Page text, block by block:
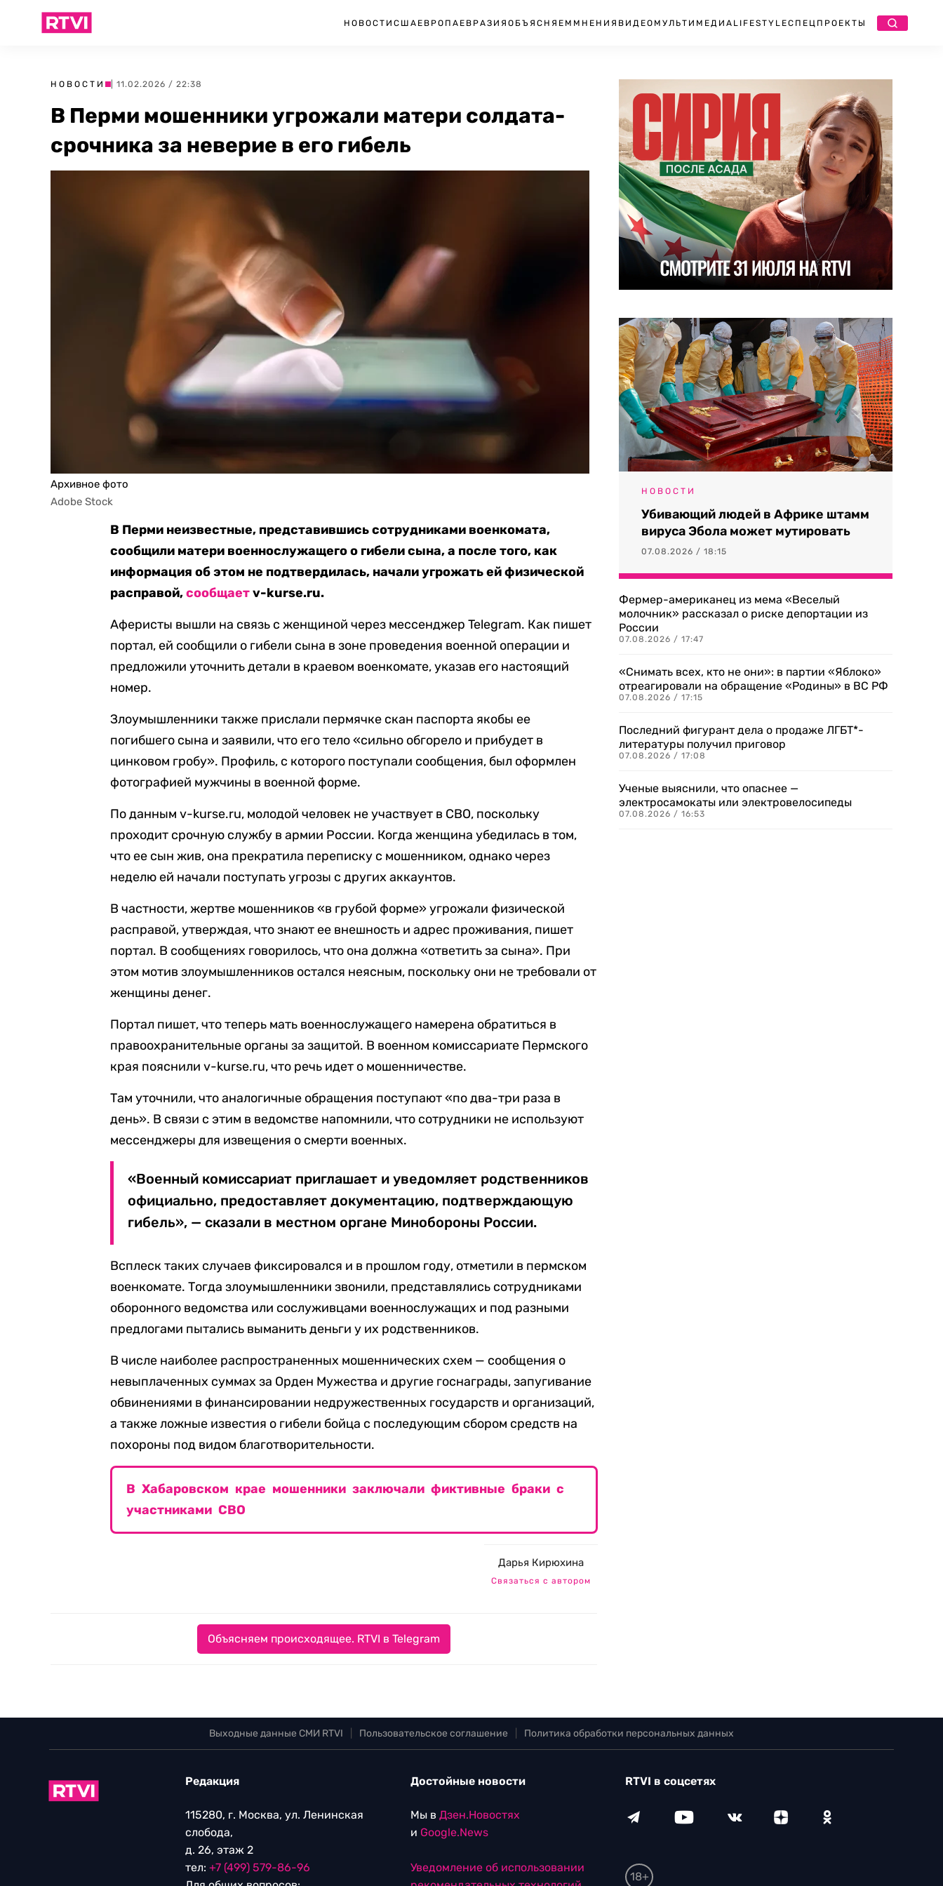
НОВОСТИ США ЕВРОПА ЕВРАЗИЯ ОБЪЯСНЯЕМ МНЕНИЯ ВИДЕО МУЛЬТИМЕДИА LIFESTYLEСПЕЦПРОЕКТЫ
НОВОСТИ | 11.02.2026 / 22:38
В Перми мошенники угрожали матери солдата-
срочника за неверие в его гибель
Архивное фото
Adobe Stock
В Перми неизвестные, представившись сотрудниками военкомата,
сообщили матери военнослужащего о гибели сына, а после того, как
информация об этом не подтвердилась, начали угрожать ей физической
расправой,сообщает v-kurse.ru.
Аферисты вышли на связь с женщиной через мессенджер Telegram. Как пишет
портал, ей сообщили о гибели сына в зоне проведения военной операции и
предложили уточнить детали в краевом военкомате, указав его настоящий
номер.
Злоумышленники также прислали пермячке скан паспорта якобы ее
погибшего сына и заявили, что его тело «сильно обгорело и прибудет в
цинковом гробу». Профиль, с которого поступали сообщения, был оформлен
фотографией мужчины в военной форме.
По данным v-kurse.ru, молодой человек не участвует в СВО, поскольку
проходит срочную службу в армии России. Когда женщина убедилась в том,
что ее сын жив, она прекратила переписку с мошенником, однако через
неделю ей начали поступать угрозы с других аккаунтов.
В частности, жертве мошенников «в грубой форме» угрожали физической
расправой, утверждая, что знают ее внешность и адрес проживания, пишет
портал. В сообщениях говорилось, что она должна «ответить за сына». При
этом мотив злоумышленников остался неясным, поскольку они не требовали от
женщины денег.
Портал пишет, что теперь мать военнослужащего намерена обратиться в
правоохранительные органы за защитой. В военном комиссариате Пермского
края пояснили v-kurse.ru, что речь идет о мошенничестве.
Там уточнили, что аналогичные обращения поступают «по два-три раза в
день». В связи с этим в ведомстве напомнили, что сотрудники не используют
мессенджеры для извещения о смерти военных.
«Военный комиссариат приглашает и уведомляет родственников
официально, предоставляет документацию, подтверждающую
гибель», — сказали в местном органе Минобороны России.
Всплеск таких случаев фиксировался и в прошлом году, отметили в пермском
военкомате. Тогда злоумышленники звонили, представлялись сотрудниками
оборонного ведомства или сослуживцами военнослужащих и под разными
предлогами пытались выманить деньги у их родственников.
В числе наиболее распространенных мошеннических схем — сообщения о
невыплаченных суммах за Орден Мужества и другие госнаграды, запугивание
обвинениями в финансировании недружественных государств и организаций,
а также ложные известия о гибели бойца с последующим сбором средств на
похороны под видом благотворительности.
В Хабаровском крае мошенники заключали фиктивные браки с
участниками СВО
Дарья Кирюхина
Связаться с автором
Объясняем происходящее. RTVI в Telegram
НОВОСТИ
Убивающий людей в Африке штамм
вируса Эбола может мутировать
07.08.2026 / 18:15
Фермер-американец из мема «Веселый
молочник» рассказал о риске депортации из
России
07.08.2026 / 17:47
«Снимать всех, кто не они»: в партии «Яблоко»
отреагировали на обращение «Родины» в ВС РФ
07.08.2026 / 17:15
Последний фигурант дела о продаже ЛГБТ*-
литературы получил приговор
07.08.2026 / 17:08
Ученые выяснили, что опаснее —
электросамокаты или электровелосипеды
07.08.2026 / 16:53
Выходные данные СМИ RTVI Пользовательское соглашение Политика обработки персональных данных
Редакция
115280, г. Москва, ул. Ленинская
слобода,
д. 26, этаж 2
тел: +7 (499) 579-86-96
Достойные новости
Мы в Дзен.Новостях
и Google.News
Уведомление об использовании
RTVI в соцсетях
18+